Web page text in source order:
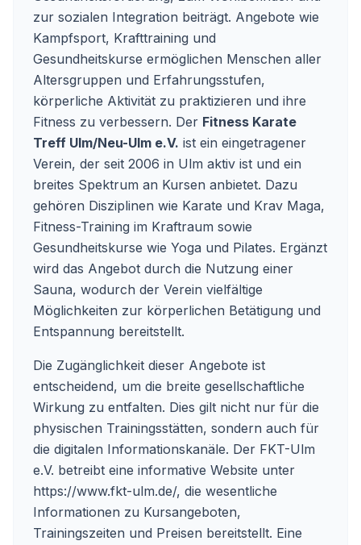
zur sozialen Integration beiträgt. Angebote wie
Kampfsport, Krafttraining und
Gesundheitskurse ermöglichen Menschen aller
Altersgruppen und Erfahrungsstufen,
körperliche Aktivität zu praktizieren und ihre
Fitness zu verbessern. Der Fitness Karate
Treff Ulm/Neu-Ulm e.V. ist ein eingetragener
Verein, der seit 2006 in Ulm aktiv ist und ein
breites Spektrum an Kursen anbietet. Dazu
gehören Disziplinen wie Karate und Krav Maga,
Fitness-Training im Kraftraum sowie
Gesundheitskurse wie Yoga und Pilates. Ergänzt
wird das Angebot durch die Nutzung einer
Sauna, wodurch der Verein vielfältige
Möglichkeiten zur körperlichen Betätigung und
Entspannung bereitstellt.
Die Zugänglichkeit dieser Angebote ist
entscheidend, um die breite gesellschaftliche
Wirkung zu entfalten. Dies gilt nicht nur für die
physischen Trainingsstätten, sondern auch für
die digitalen Informationskanäle. Der FKT-Ulm
e.V. betreibt eine informative Website unter
https://www.fkt-ulm.de/, die wesentliche
Informationen zu Kursangeboten,
Trainingszeiten und Preisen bereitstellt. Eine